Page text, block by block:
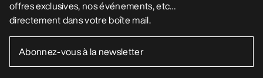
offres exclusives, nos événements, etc…
directement dans votre boîte mail.